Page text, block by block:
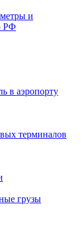
и
РФ
в аэропорту
терминалов
грузы